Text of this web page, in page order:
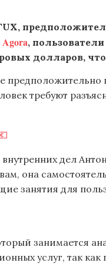
Agora,
долларов,
требуют
дел
она
занятия для
занимается
услуг, так как